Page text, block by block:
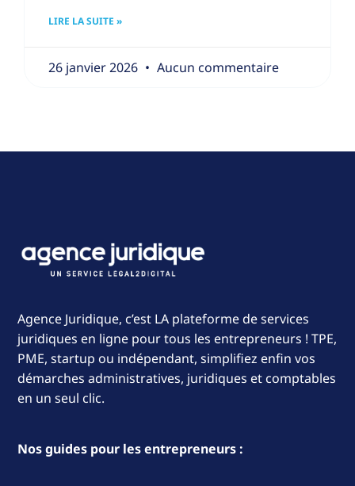
LIRE LA SUITE »
26 janvier 2026 Aucun commentaire
Agence Juridique, c’est LA plateforme de services
juridiques en ligne pour tous les entrepreneurs ! TPE,
PME, startup ou indépendant, simplifiez enfin vos
démarches administratives, juridiques et comptables
en un seul clic.
Nos guides pour les entrepreneurs :